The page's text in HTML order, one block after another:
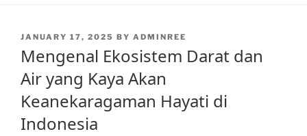
POSTED
JANUARY 17, 2025 BY ADMINREE
Mengenal Ekosistem Darat dan
Air yang Kaya Akan
Keanekaragaman Hayati di
Indonesia